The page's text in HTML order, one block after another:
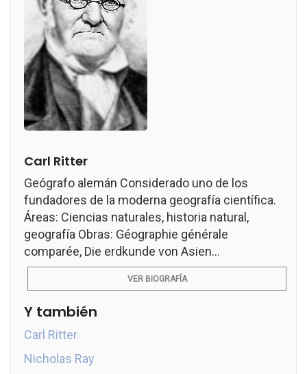
Carl Ritter
Geógrafo alemán Considerado uno de los
fundadores de la moderna geografía científica.
Áreas: Ciencias naturales, historia natural,
geografía Obras: Géographie générale
comparée, Die erdkunde von Asien...
VER BIOGRAFÍA
Y también
Carl Ritter
Nicholas Ray